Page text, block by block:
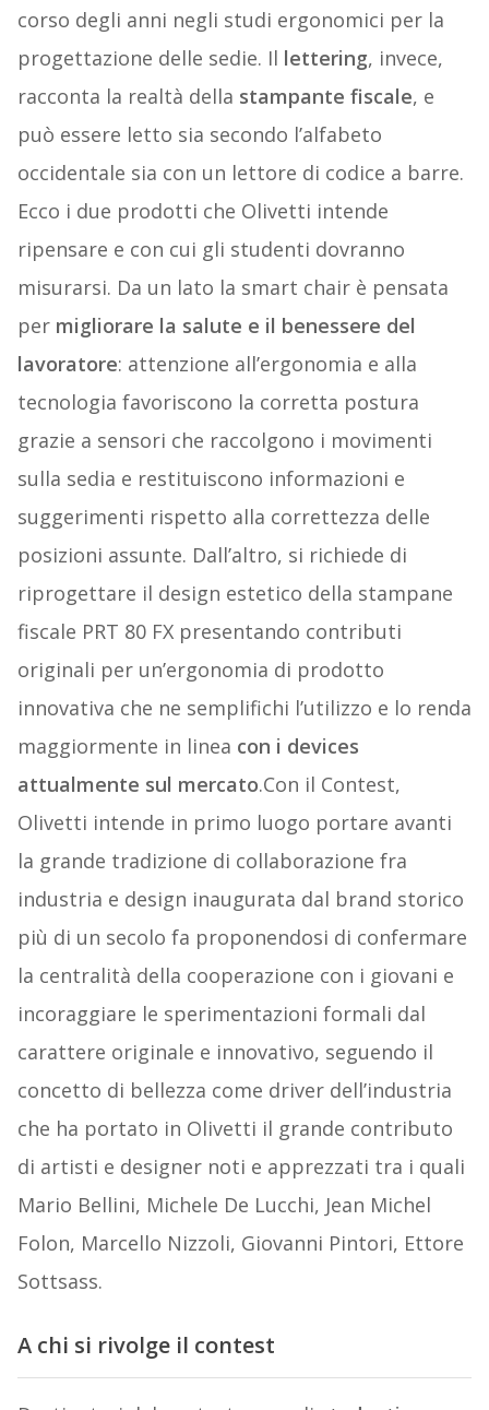
corso degli anni negli studi ergonomici per la
progettazione delle sedie. Il lettering, invece,
racconta la realtà della stampante fiscale, e
può essere letto sia secondo l’alfabeto
occidentale sia con un lettore di codice a barre.
Ecco i due prodotti che Olivetti intende
ripensare e con cui gli studenti dovranno
misurarsi. Da un lato la smart chair è pensata
per migliorare la salute e il benessere del
lavoratore: attenzione all’ergonomia e alla
tecnologia favoriscono la corretta postura
grazie a sensori che raccolgono i movimenti
sulla sedia e restituiscono informazioni e
suggerimenti rispetto alla correttezza delle
posizioni assunte. Dall’altro, si richiede di
riprogettare il design estetico della stampane
fiscale PRT 80 FX presentando contributi
originali per un’ergonomia di prodotto
innovativa che ne semplifichi l’utilizzo e lo renda
maggiormente in linea con i devices
attualmente sul mercato.Con il Contest,
Olivetti intende in primo luogo portare avanti
la grande tradizione di collaborazione fra
industria e design inaugurata dal brand storico
più di un secolo fa proponendosi di confermare
la centralità della cooperazione con i giovani e
incoraggiare le sperimentazioni formali dal
carattere originale e innovativo, seguendo il
concetto di bellezza come driver dell’industria
che ha portato in Olivetti il grande contributo
di artisti e designer noti e apprezzati tra i quali
Mario Bellini, Michele De Lucchi, Jean Michel
Folon, Marcello Nizzoli, Giovanni Pintori, Ettore
Sottsass.
A chi si rivolge il contest